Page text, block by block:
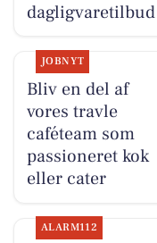
dagligvaretilbud
JOBNYT
Bliv en del af
vores travle
caféteam som
passioneret kok
eller cater
ALARM112